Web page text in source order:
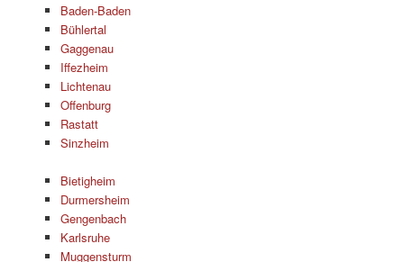
Baden-Baden
Bühlertal
Gaggenau
Iffezheim
Lichtenau
Offenburg
Rastatt
Sinzheim
Bietigheim
Durmersheim
Gengenbach
Karlsruhe
Muggensturm